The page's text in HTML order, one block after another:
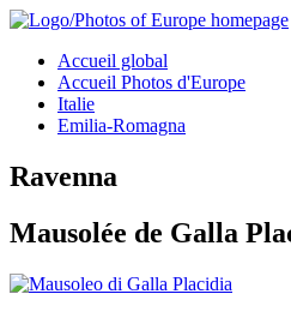
Accueil global
Accueil Photos d'Europe
Italie
Emilia-Romagna
Ravenna
Mausolée de Galla